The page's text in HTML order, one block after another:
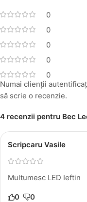
0
0
0
0
0
4 recenzii pentru Bec
Scripcaru Vasile
Multumesc LED Ieftin
0 0
Numai clienții
să scrie o recenzie.